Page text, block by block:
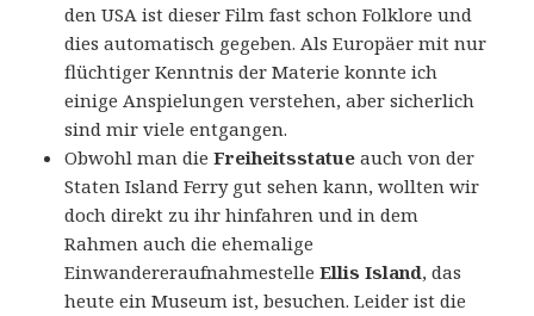
den USA ist dieser Film fast schon Folklore und
dies automatisch gegeben. Als Europäer mit nur
flüchtiger Kenntnis der Materie konnte ich
einige Anspielungen verstehen, aber sicherlich
sind mir viele entgangen.
Obwohl man dieFreiheitsstatue auch von der
Staten Island Ferry gut sehen kann, wollten wir
doch direkt zu ihr hinfahren und in dem
Rahmen auch die ehemalige
EinwandereraufnahmestelleEllis Island, das
heute ein Museum ist, besuchen. Leider ist die